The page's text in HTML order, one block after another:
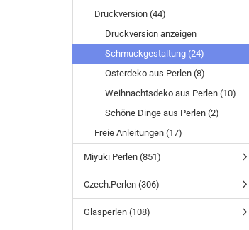
Druckversion (44)
Druckversion anzeigen
Schmuckgestaltung (24)
Osterdeko aus Perlen (8)
Weihnachtsdeko aus Perlen (10)
Schöne Dinge aus Perlen (2)
Freie Anleitungen (17)
Miyuki Perlen (851)
Czech.Perlen (306)
Glasperlen (108)